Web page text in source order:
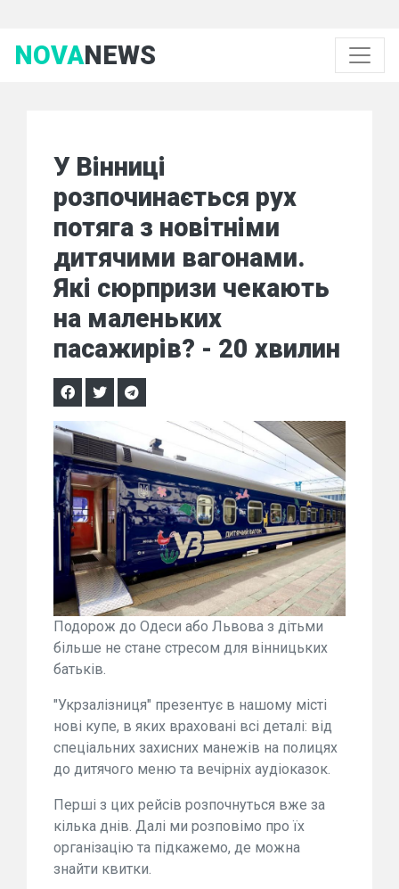
NOVANEWS
У Вінниці
розпочинається рух
потяга з новітніми
дитячими вагонами.
Які сюрпризи чекають
на маленьких
пасажирів? - 20 хвилин
Подорож до Одеси або Львова з дітьми
більше не стане стресом для вінницьких
батьків.
"Укрзалізниця" презентує в нашому місті
нові купе, в яких враховані всі деталі: від
спеціальних захисних манежів на полицях
до дитячого меню та вечірніх аудіоказок.
Перші з цих рейсів розпочнуться вже за
кілька днів. Далі ми розповімо про їх
організацію та підкажемо, де можна
знайти квитки.